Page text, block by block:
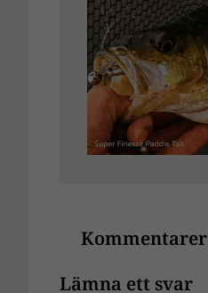
Kommentarer
Lämna ett svar